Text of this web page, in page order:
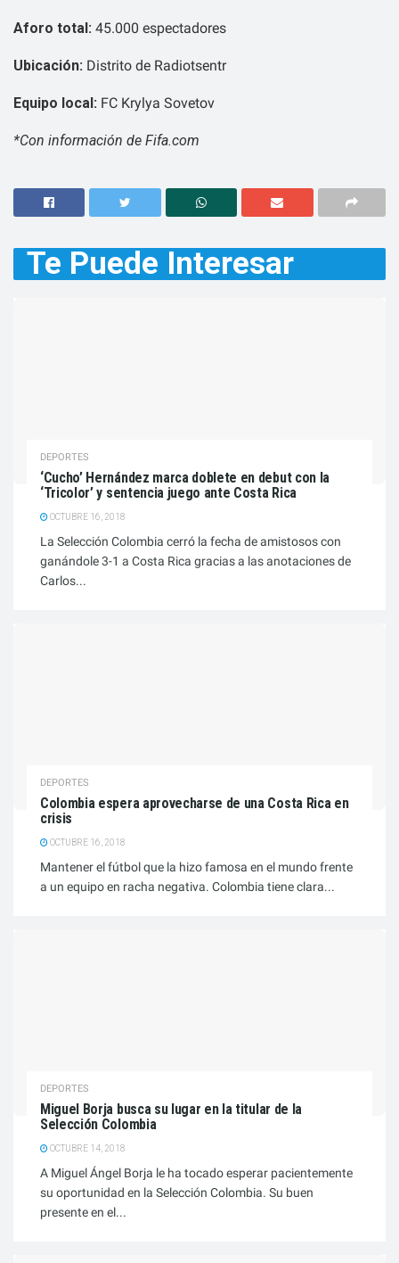
Aforo total: 45.000 espectadores
Ubicación: Distrito de Radiotsentr
Equipo local: FC Krylya Sovetov
*Con información de Fifa.com
Te Puede Interesar
DEPORTES
‘Cucho’ Hernández marca doblete en debut con la
‘Tricolor’ y sentencia juego ante Costa Rica
OCTUBRE 16, 2018
La Selección Colombia cerró la fecha de amistosos con
ganándole 3-1 a Costa Rica gracias a las anotaciones de
Carlos...
DEPORTES
Colombia espera aprovecharse de una Costa Rica en
crisis
OCTUBRE 16, 2018
Mantener el fútbol que la hizo famosa en el mundo frente
a un equipo en racha negativa. Colombia tiene clara...
DEPORTES
Miguel Borja busca su lugar en la titular de la
Selección Colombia
OCTUBRE 14, 2018
A Miguel Ángel Borja le ha tocado esperar pacientemente
su oportunidad en la Selección Colombia. Su buen
presente en el...